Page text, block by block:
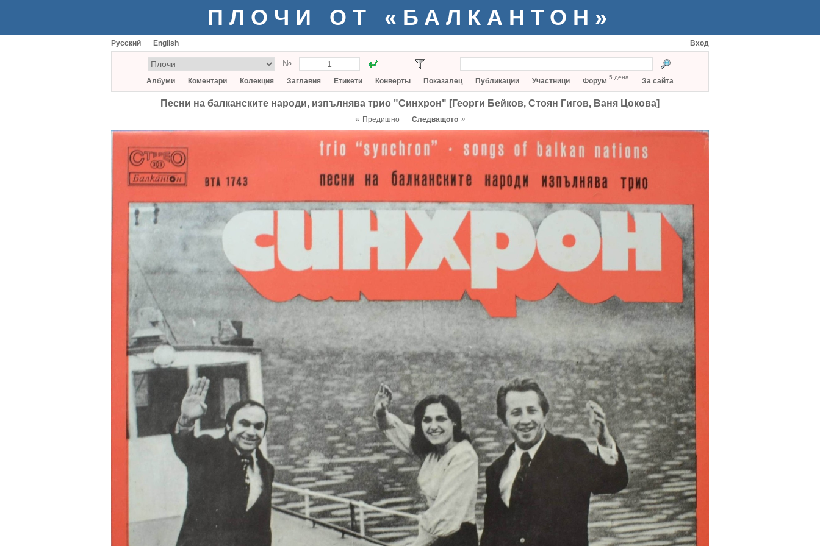
ПЛОЧИ ОТ «БАЛКАНТОН»
Русский English Вход
№
Албуми Коментари Колекция Заглавия Етикети Конверты Показалец Публикации Участници Форум 5 дена За сайта
Песни на балканските народи, изпълнява трио "Синхрон" [Георги Бейков, Стоян Гигов, Ваня Цокова]
« Предишно Следващото »